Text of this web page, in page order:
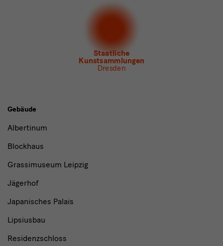
Museum für Sächsische Volkskunst
Staatliche
Kunstsammlungen
Dresden
Gebäude,
Museen
Institutionen
Gebäude
Albertinum
Blockhaus
Grassimuseum Leipzig
Jägerhof
Japanisches Palais
Lipsiusbau
Residenzschloss